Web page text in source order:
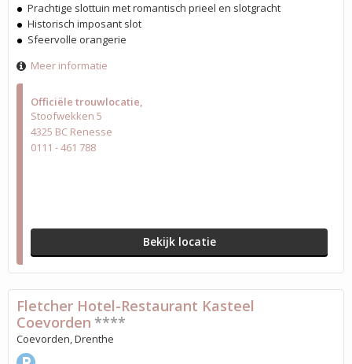
Officiële trouwlocatie
Stoofwekken 5
4325 BC Renesse
0111 - 461 788
Bekijk locatie
Prachtige slottuin met romantisch prieel en slotgracht
Historisch imposant slot
Sfeervolle orangerie
Meer informatie
Fletcher Hotel-Restaurant Kasteel
Coevorden ****
Coevorden, Drenthe